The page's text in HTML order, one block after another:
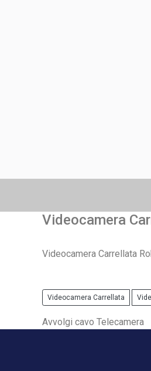
Videocamera
Videocamera Carrellata
Videocamera Carrellata
Avvolgi cavo Telecamera